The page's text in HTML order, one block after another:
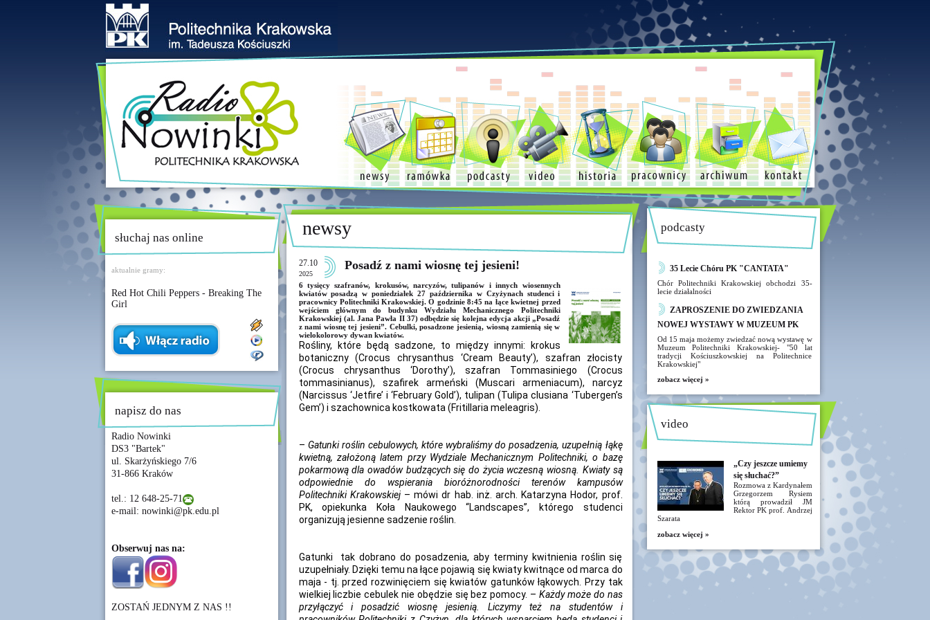
słuchaj nas online
aktualnie gramy:
Red Hot Chili Peppers - Breaking The
Girl
napisz do nas
Radio Nowinki
DS3 "Bartek"
ul. Skarżyńskiego 7/6
31-866 Kraków
tel.: 12 648-25-71
e-mail: nowinki@pk.edu.pl
Obserwuj nas na:
ZOSTAŃ JEDNYM Z NAS !!
newsy
27.10
2025
Posadź z nami wiosnę tej jesieni!
6 tysięcy szafranów, krokusów, narcyzów, tulipanów i innych wiosennych
kwiatów posadzą w poniedziałek 27 października w Czyżynach studenci i
pracownicy Politechniki Krakowskiej. O godzinie 8:45 na łące kwietnej przed
wejściem głównym do budynku Wydziału Mechanicznego Politechniki
Krakowskiej (al. Jana Pawła II 37) odbędzie się kolejna edycja akcji „Posadź
z nami wiosnę tej jesieni”. Cebulki, posadzone jesienią, wiosną zamienią się w
wielokolorowy dywan kwiatów.
Rośliny, które będą sadzone, to między innymi: krokus
botaniczny (Crocus chrysanthus ‘Cream Beauty’), szafran złocisty
(Crocus chrysanthus ‘Dorothy’), szafran Tommasiniego (Crocus
tommasinianus), szafirek armeński (Muscari armeniacum), narcyz
(Narcissus ‘Jetfire’ i ‘February Gold’), tulipan (Tulipa clusiana ‘Tubergen’s
Gem’) i szachownica kostkowata (Fritillaria meleagris).
– Gatunki roślin cebulowych, które wybraliśmy do posadzenia, uzupełnią łąkę
kwietną, założoną latem przy Wydziale Mechanicznym Politechniki, o bazę
pokarmową dla owadów budzących się do życia wczesną wiosną. Kwiaty są
odpowiednie do wspierania bioróżnorodności terenów kampusów
Politechniki Krakowskiej– mówi dr hab. inż. arch. Katarzyna Hodor, prof.
PK, opiekunka Koła Naukowego “Landscapes”, którego studenci
organizują jesienne sadzenie roślin.
Gatunki tak dobrano do posadzenia, aby terminy kwitnienia roślin się
uzupełniały. Dzięki temu na łące pojawią się kwiaty kwitnące od marca do
maja - tj. przed rozwinięciem się kwiatów gatunków łąkowych. Przy tak
wielkiej liczbie cebulek nie obędzie się bez pomocy. – Każdy może do nas
przyłączyć i posadzić wiosnę jesienią.
Liczymy też na studentów i
podcasty
35 Lecie Chóru PK "CANTATA"
Chór Politechniki Krakowskiej obchodzi 35-
lecie działalności
ZAPROSZENIE DO ZWIEDZANIA
NOWEJ WYSTAWY W MUZEUM PK
Od 15 maja możemy zwiedzać nową wystawę w
Muzeum Politechniki Krakowskiej- "50 lat
tradycji Kościuszkowskiej na Politechnice
Krakowskiej"
zobacz więcej »
video
„Czy jeszcze umiemy
się słuchać?”
Rozmowa z Kardynałem
Grzegorzem Rysiem
którą prowadził JM
Rektor PK prof. Andrzej
Szarata
zobacz więcej »